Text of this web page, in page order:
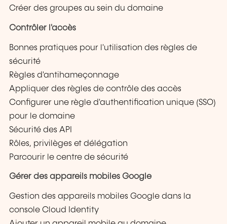
Créer des groupes au sein du domaine
Contrôler l'accès
Bonnes pratiques pour l'utilisation des règles de
sécurité
Règles d'antihameçonnage
Appliquer des règles de contrôle des accès
Configurer une règle d'authentification unique (SSO)
pour le domaine
Sécurité des API
Rôles, privilèges et délégation
Parcourir le centre de sécurité
Gérer des appareils mobiles Google
Gestion des appareils mobiles Google dans la
console Cloud Identity